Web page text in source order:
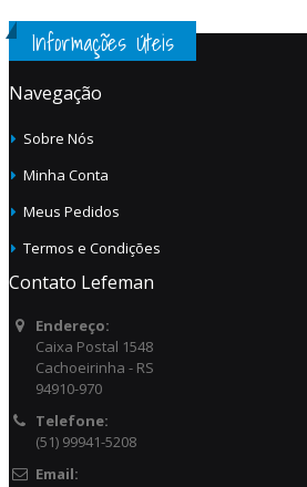
Informações Úteis
Navegação
Sobre Nós
Minha Conta
Meus Pedidos
Termos e Condições
Contato Lefeman
Endereço:
Caixa Postal 1548
Cachoeirinha - RS
94910-970
Telefone:
(51) 99941-5208
Email: